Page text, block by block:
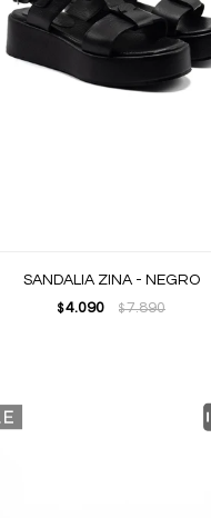
SANDALIA ZINA - NEGRO
$4.090 $7.890